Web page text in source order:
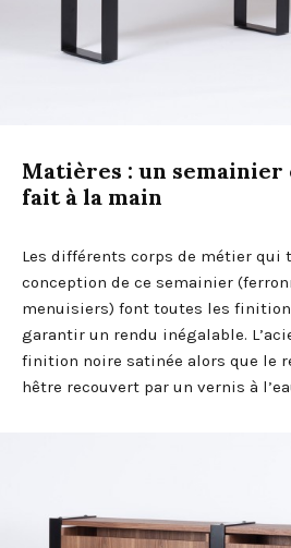
Matières : un semainier
fait à la main
Les différents corps de métier qui
conception de ce semainier
menuisiers) font toutes les
garantir un rendu inégalable.
finition noire satinée alors que le
hêtre recouvert par un vernis à